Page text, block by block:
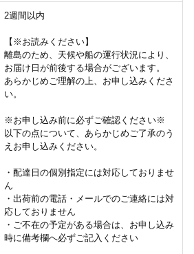
2週間以内
【※お読みください】
離島のため、天候や船の運行状況により、
お届け日が前後する場合がございます。
あらかじめご理解の上、お申し込みくださ
い。
※お申し込み前に必ずご確認ください※
以下の点について、あらかじめご了承のう
えお申し込みください。
・配達日の個別指定には対応しておりませ
ん
・出荷前の電話・メールでのご連絡には対
応しておりません
・ご不在の予定がある場合は、お申し込み
時に備考欄へ必ずご記入ください